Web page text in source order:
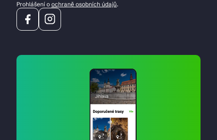
Prohlášení o ochraně osobních údajů.